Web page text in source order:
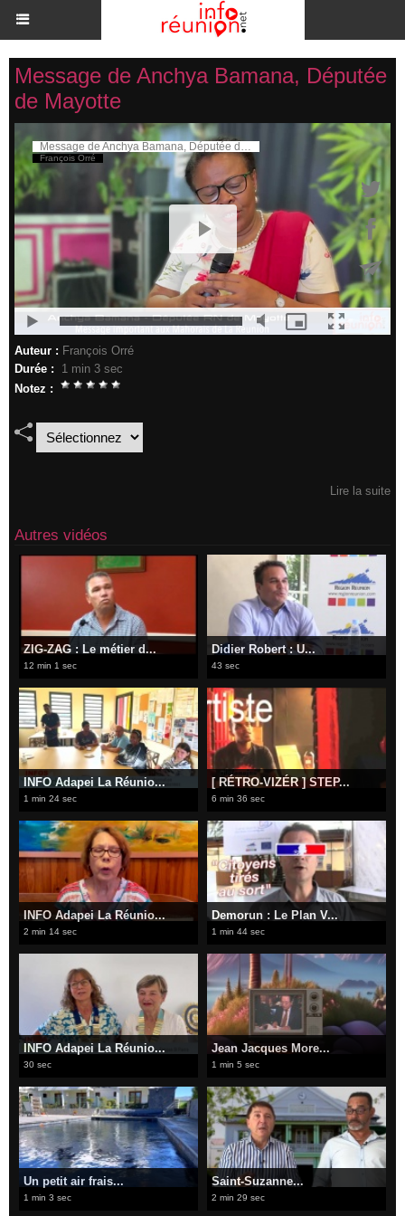
Message de Anchya Bamana, Députée
de Mayotte
Auteur : François Orré
Durée :
1 min 3 sec
Notez :
Lire la suite
Autres vidéos
ZIG-ZAG : Le métier d...
12 min 1 sec
Didier Robert : U...
43 sec
INFO Adapei La Réunio...
1 min 24 sec
[ RÉTRO-VIZÉR ] STEP...
6 min 36 sec
INFO Adapei La Réunio...
2 min 14 sec
Demorun : Le Plan V...
1 min 44 sec
INFO Adapei La Réunio...
30 sec
Jean Jacques More...
1 min 5 sec
​Un petit air frais...
1 min 3 sec
​Saint-Suzanne...
2 min 29 sec